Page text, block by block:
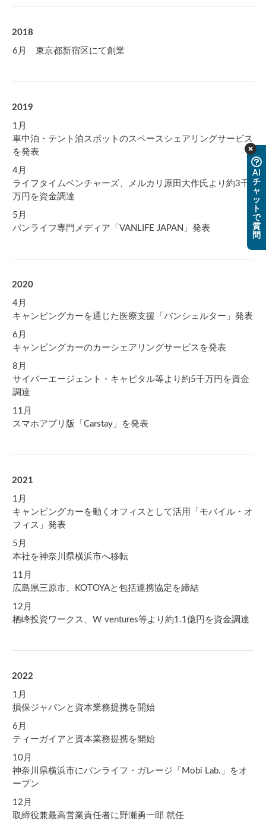
2018
6月 東京都新宿区にて創業
2019
1月
車中泊・テント泊スポットのスペースシェアリングサービス
を発表
4月
ライフタイムベンチャーズ、メルカリ原田大作氏より約3千
万円を資金調達
5月
バンライフ専門メディア「VANLIFE JAPAN」発表
2020
4月
キャンピングカーを通じた医療支援「バンシェルター」発表
6月
キャンピングカーのカーシェアリングサービスを発表
8月
サイバーエージェント・キャピタル等より約5千万円を資金
調達
11月
スマホアプリ版「Carstay」を発表
2021
1月
キャンピングカーを動くオフィスとして活用「モバイル・オ
フィス」発表
5月
本社を神奈川県横浜市へ移転
11月
広島県三原市、KOTOYAと包括連携協定を締結
12月
栖峰投資ワークス、W ventures等より約1.1億円を資金調達
2022
1月
損保ジャパンと資本業務提携を開始
6月
ティーガイアと資本業務提携を開始
10月
神奈川県横浜市にバンライフ・ガレージ「Mobi Lab.」をオ
ープン
12月
取締役兼最高営業責任者に野瀬勇一郎 就任
AI
チ
ャ
ッ
ト
で
質
問